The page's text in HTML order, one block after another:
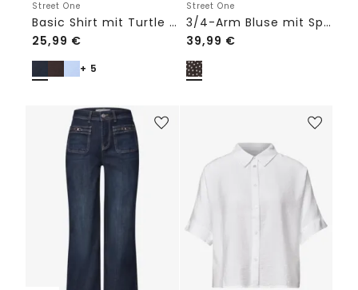
Street One
Basic Shirt mit Turtle Neck
25,99 €
+ 5
Street One
3/4-Arm Bluse mit Split Neck und Bändern
39,99 €